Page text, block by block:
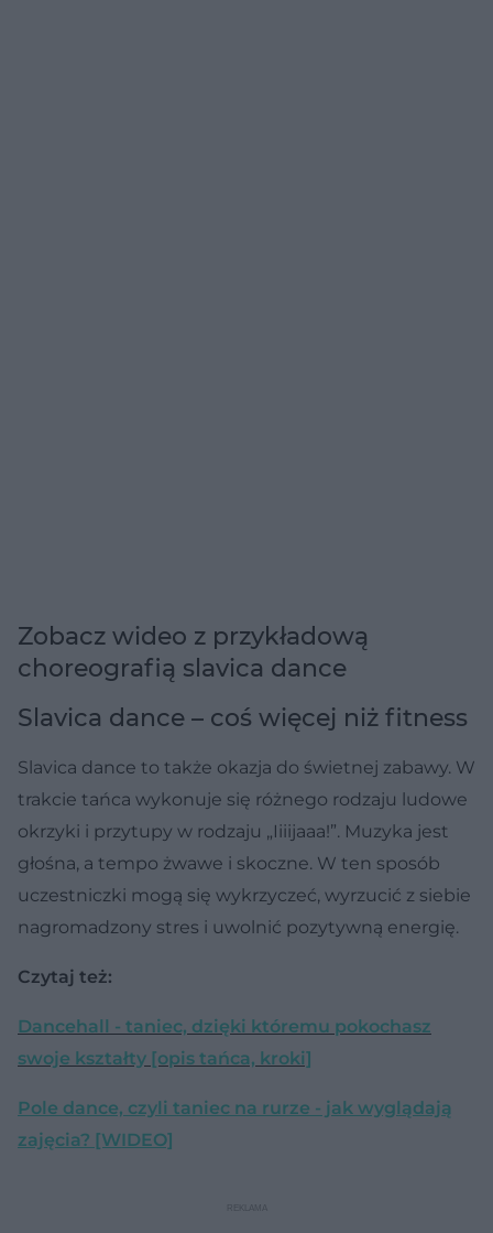
Zobacz wideo z przykładową
choreografią slavica dance
Slavica dance – coś więcej niż fitness
Slavica dance to także okazja do świetnej zabawy. W
trakcie tańca wykonuje się różnego rodzaju ludowe
okrzyki i przytupy w rodzaju „Iiiijaaa!”. Muzyka jest
głośna, a tempo żwawe i skoczne. W ten sposób
uczestniczki mogą się wykrzyczeć, wyrzucić z siebie
nagromadzony stres i uwolnić pozytywną energię.
Czytaj też:
Dancehall - taniec, dzięki któremu pokochasz
swoje kształty [opis tańca, kroki]
Pole dance, czyli taniec na rurze - jak wyglądają
zajęcia? [WIDEO]